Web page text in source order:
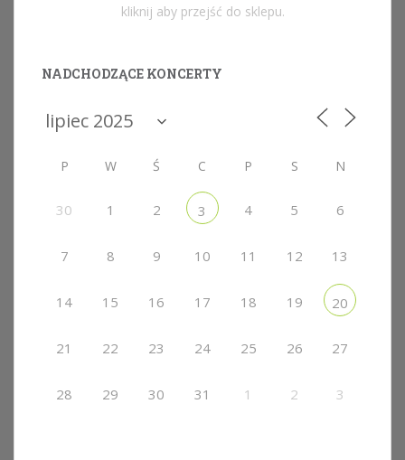
kliknij aby przejść do sklepu.
NADCHODZĄCE KONCERTY
P W Ś C P S N
30 1 2 3 4 5 6
7 8 9 10 11 12 13
14 15 16 17 18 19 20
21 22 23 24 25 26 27
28 29 30 31 1 2 3